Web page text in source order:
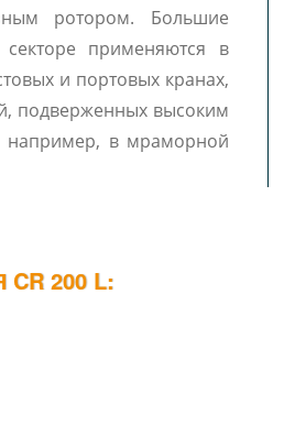
ротором. Большие
применяются в
и портовых кранах,
подверженных высоким
например, в мраморной
200 L: